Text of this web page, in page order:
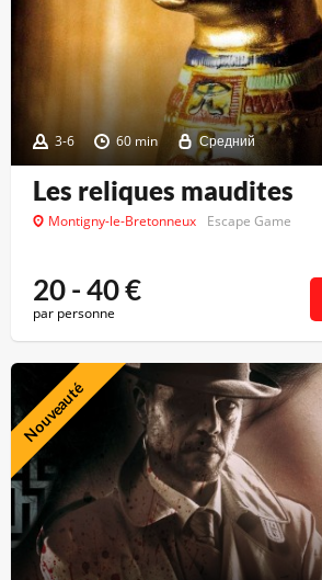
3-6 60 min Средний
Les reliques maudites
Montigny-le-Bretonneux Escape Game
20 - 40€
par personne
Nouveauté